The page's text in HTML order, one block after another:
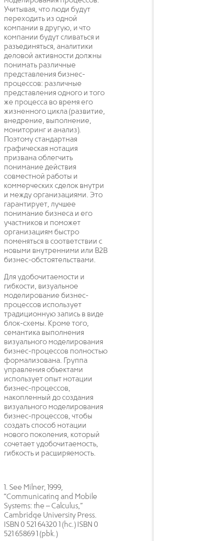
Учитывая, что люди будут
переходить из одной
компании в другую, и что
компании будут сливаться и
разъединяться, аналитики
деловой активности должны
понимать различные
представления бизнес-
процессов: различные
представления одного и того
же процесса во время его
жизненного цикла (развитие,
внедрение, выполнение,
мониторинг и анализ).
Поэтому стандартная
графическая нотация
призвана облегчить
понимание действия
совместной работы и
коммерческих сделок внутри
и между организациями. Это
гарантирует, лучшее
понимание бизнеса и его
участников и поможет
организациям быстро
поменяться в соответствии с
новыми внутренними или В2В
бизнес-обстоятельствами.
Для удобочитаемости и
гибкости, визуальное
моделирование бизнес-
процессов использует
традиционную запись в виде
блок-схемы. Кроме того,
семантика выполнения
визуального моделирования
бизнес-процессов полностью
формализована. Группа
управления объектами
использует опыт нотации
бизнес-процессов,
накопленный до создания
визуального моделирования
бизнес-процессов, чтобы
создать способ нотации
нового поколения, который
сочетает удобочитаемость,
гибкость и расширяемость.
1. See Milner, 1999,
“Communicating and Mobile
Systems: the – Calculus,”
Cambridge University Press.
ISBN 0 521 64320 1 (hc.) ISBN 0
521 65869 1 (pbk.)